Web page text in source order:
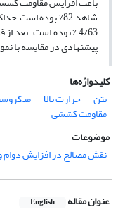
شاهد 82% بوده
4/63 % بوده است.
پیشنهادی در مقایسه با نمونه شاهد، 44%
کلیدواژه‌ها
بتن
حرارت بالا
مقاومت کششی
موضوعات
نقش مصالح در افزایش دوام
عنوان مقاله English